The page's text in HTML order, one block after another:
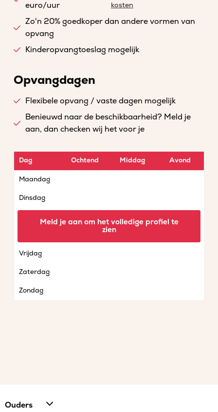
euro/uur
kosten
Zo'n 20% goedkoper dan andere vormen van
opvang
Kinderopvangtoeslag mogelijk
Opvangdagen
Flexibele opvang / vaste dagen mogelijk
Benieuwd naar de beschikbaarheid? Meld je
aan, dan checken wij het voor je
Dag Ochtend Middag Avond
Maandag
Dinsdag
Vrijdag
Zaterdag
Zondag
Meld je aan om het volledige profiel te
zien
Ouders